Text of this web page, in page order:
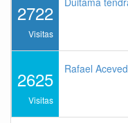
2722
Visitas
2625
Visitas
Rafael